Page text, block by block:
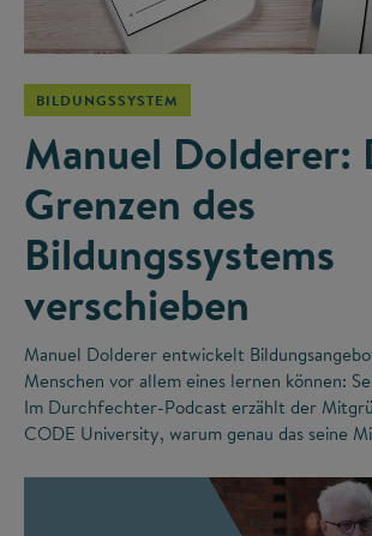
BILDUNGSSYSTEM
Manuel Dolderer:
Grenzen des
Bildungssystems
verschieben
Manuel Dolderer entwickelt
Menschen vor allem eines lernen können:
Im Durchfechter-Podcast erzählt der
CODE University, warum genau das seine